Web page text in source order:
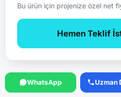
Bu ürün için projenize özel net
Hemen Teklif
WhatsApp Uzman